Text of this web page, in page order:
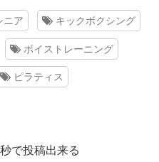
ニア キックボクシング
ボイストレーニング
ピラティス
で投稿出来る